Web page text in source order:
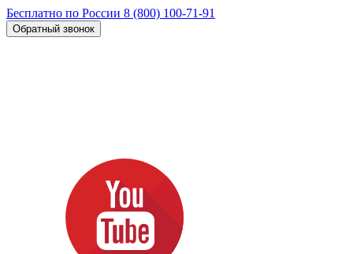
Бесплатно по России 8 (800) 100-71-91
Обратный звонок